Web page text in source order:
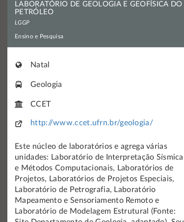
LABORATÓRIO DE GEOLOGIA E GEOFÍSICA DO
PETRÓLEO
LGGP
Ensino e Pesquisa
Natal
Geologia
CCET
http://www.ccet.ufrn.br/geologia/
Este núcleo de laboratórios e agrega várias
unidades: Laboratório de Interpretação Sísmica
e Métodos Computacionais, Laboratórios de
Projetos, Laboratórios de Projetos Especiais,
Laboratório de Petrografia, Laboratório
Mapeamento e Sensoriamento Remoto e
Laboratório de Modelagem Estrutural (Fonte: